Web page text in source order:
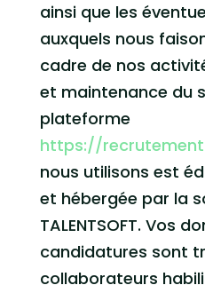
ainsi que les
auxquels nous
cadre de nos
et maintenance du
plateforme
https://
nous utilisons est
et hébergée par la
TALENTSOFT. Vos
candidatures sont
collaborateurs